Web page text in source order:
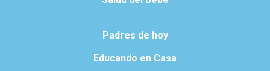
Padres de hoy
Educando en Casa